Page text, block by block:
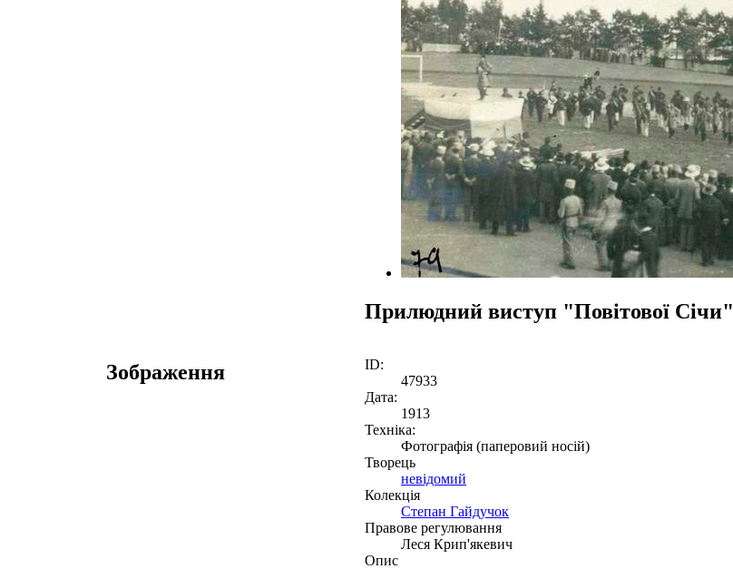
Прилюдний виступ "Повітової Січи"
Зображення
ID:
47933
Дата:
1913
Техніка:
Фотографія (паперовий носій)
Творець
невідомий
Колекція
Степан Гайдучок
Правове регулювання
Леся Крип'якевич
Опис